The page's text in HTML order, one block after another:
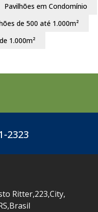
3631
Pavilhões em Condomínio
de 500 até 1.000m²
1.000m²
2323
Ritter,223,City,
,Brasil